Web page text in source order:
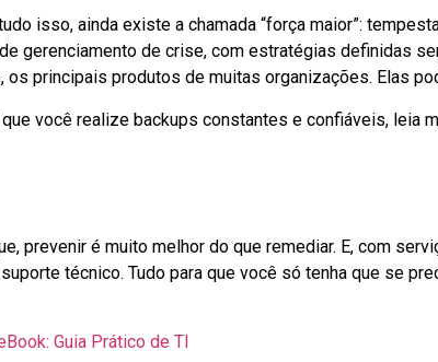
isso, ainda existe a chamada “força maior”:
gerenciamento de crise, com estratégias definidas
os principais produtos de muitas organizações. Elas
você realize backups constantes e confiáveis, leia
prevenir é muito melhor do que remediar. E, com
técnico. Tudo para que você só tenha que se
Guia Prático de TI